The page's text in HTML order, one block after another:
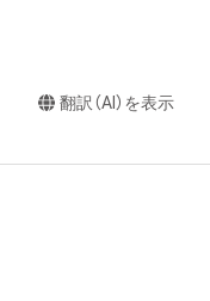
翻訳（AI）を表示